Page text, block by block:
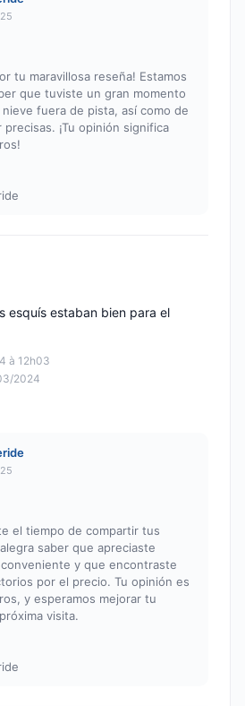
tu maravillosa reseña! Estamos
que tuviste un gran momento
fuera de pista, así como de
¡Tu opinión significa
à 12h03
2024
esquís estaban bien para el
el tiempo de compartir tus
saber que apreciaste
y que encontraste
por el precio. Tu opinión es
y esperamos mejorar tu
visita.